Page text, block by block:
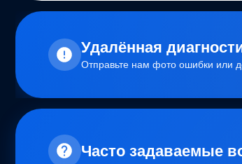
Удалённая
Отправьте нам фото ошибки или
Часто задаваемые